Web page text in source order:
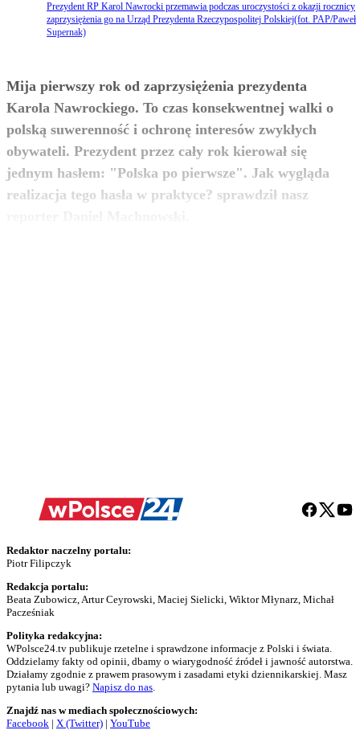
Prezydent RP Karol Nawrocki przemawia podczas uroczystości z okazji rocznicy
zaprzysiężenia go na Urząd Prezydenta Rzeczypospolitej Polskiej(fot. PAP/Paweł
Supernak)
Mija pierwszy rok od zaprzysiężenia prezydenta
Karola Nawrockiego. To czas konsekwentnej walki o
polską suwerenność i ochronę interesów zwykłych
obywateli. Prezydent przez cały rok kierował się
jednym hasłem: "Polska po pierwsze". Jak wygląda
realizacja tego hasła w praktyce? sprawdził nasz
zobacz więcej
Redaktor naczelny portalu:
Piotr Filipczyk
Redakcja portalu:
Beata Zubowicz, Artur Ceyrowski, Maciej Sielicki, Wiktor Młynarz, Michał
Pacześniak
Polityka redakcyjna:
WPolsce24.tv publikuje rzetelne i sprawdzone informacje z Polski i świata.
Oddzielamy fakty od opinii, dbamy o wiarygodność źródeł i jawność autorstwa.
Działamy zgodnie z prawem prasowym i zasadami etyki dziennikarskiej. Masz
pytania lub uwagi? Napisz do nas
Znajdź nas w mediach społecznościowych:
Facebook | X (Twitter) | YouTube